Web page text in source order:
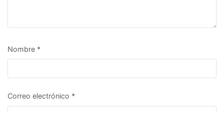
Nombre *
Correo electrónico *